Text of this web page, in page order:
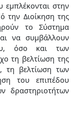
στην
την Διοίκηση της
το Σύστημα
να συμβάλλουν
όσο και των
τη βελτίωση της
τη βελτίωση των
του επιπέδου
δραστηριοτήτων